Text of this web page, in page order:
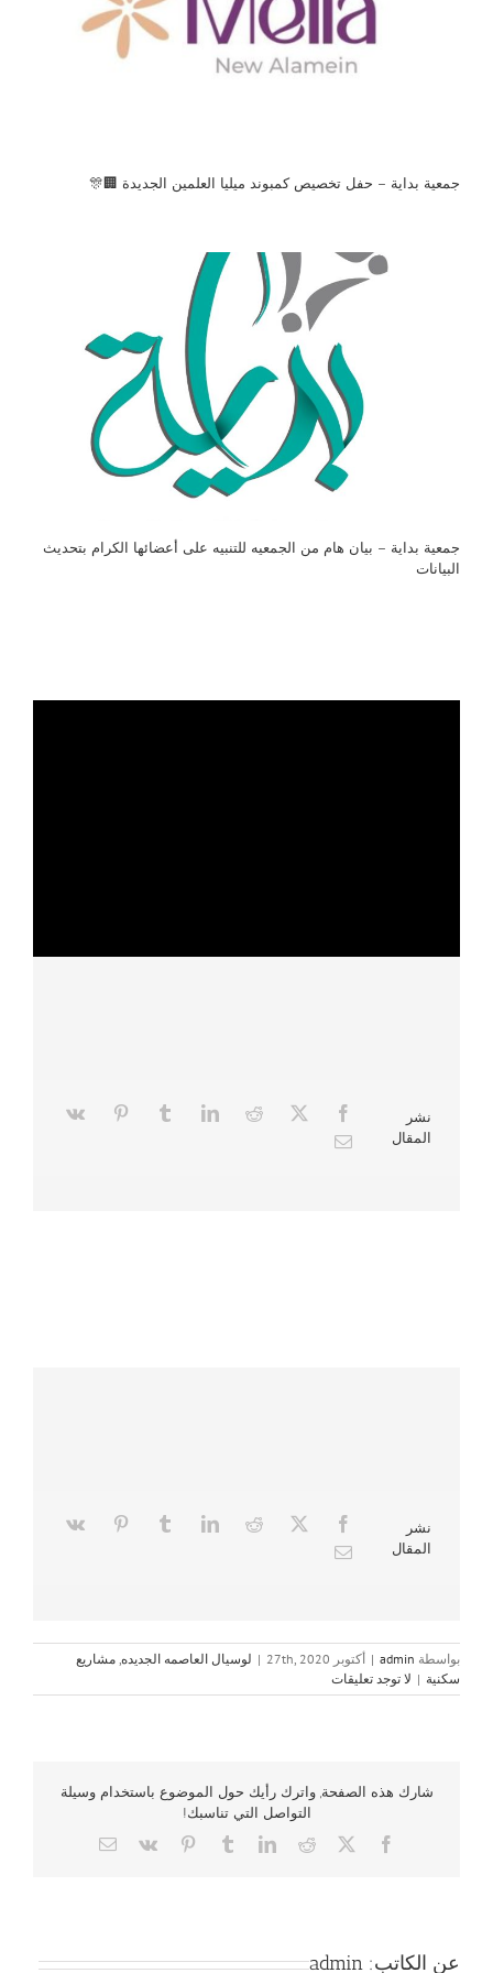
جمعية بداية – حفل تخصيص كمبوند ميليا العلمين الجديدة 🏢🎊
جمعية بداية – بيان هام من الجمعيه للتنبيه على أعضائها الكرام بتحديث
البيانات
نشر
المقال
نشر
المقال
بواسطة admin
| أكتوبر 27th, 2020 | لوسيال العاصمه الجديده, مشاريع
سكنية | لا توجد تعليقات
شارك هذه الصفحة, واترك رأيك حول الموضوع باستخدام وسيلة
التواصل التي تناسبك!
Facebook
X
Reddit
LinkedIn
Tumblr
Pinterest
Vk
Email
عن الكاتب: admin